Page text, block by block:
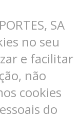
SA
no seu
e facilitar
não
cookies
do